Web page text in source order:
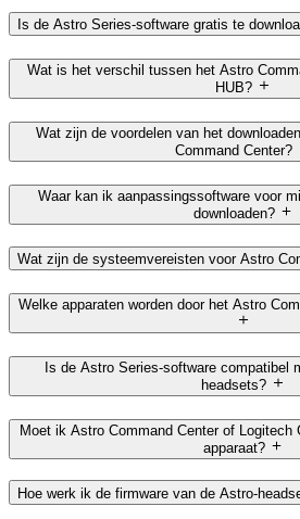
Is de Astro Series-software gratis te
Wat is het verschil tussen het Astro
HUB?
Wat zijn de voordelen van het
Command Center?
Waar kan ik aanpassingssoftware voor
downloaden?
Wat zijn de systeemvereisten voor Astro
Welke apparaten worden door het Astro
Is de Astro Series-software compatibel
headsets?
Moet ik Astro Command Center of Logitech
apparaat?
Hoe werk ik de firmware van de Astro-